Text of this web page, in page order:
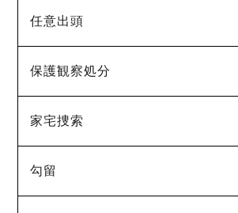
任意出頭
保護観察処分
家宅捜索
勾留